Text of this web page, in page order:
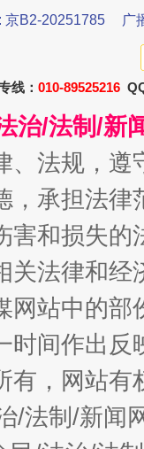
今
京B2-20251785 广
线： 010-89525216
治/法制/新
、法规，
，承担法
害和损失
关法律和
网站中的
时间作出
有，网站
/法制/新闻